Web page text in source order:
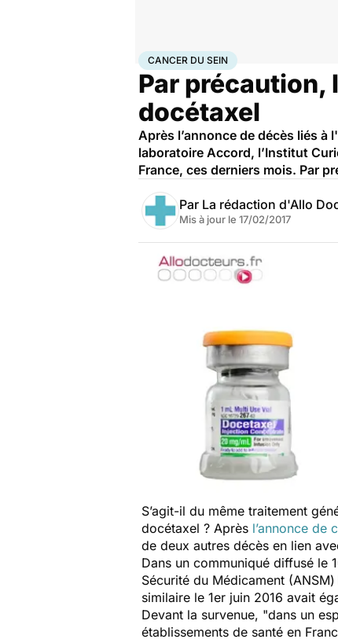
AccueilSantéMaladies
CANCER DU SEIN
Par
docétaxel
Après l’annonce de décès liés
laboratoire Accord, l’Institut
France, ces derniers mois. Par
Par La rédaction d'Allo
Mis à jour le 17/02/2017
S’agit-il du même traitement
docétaxel ? Après l’annonce de
de deux autres décès en lien
Dans un communiqué diffusé le
Sécurité du Médicament
similaire le 1er juin 2016 avait
Devant la survenue, "dans un
établissements de santé en